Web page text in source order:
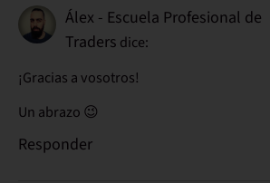
Álex - Escuela Profesional de
Traders dice:
¡Gracias a vosotros!
Un abrazo 😉
Responder